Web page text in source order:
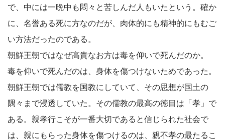
で、中には一晩中も悶々と苦しんだ人もいたという。確か
に、名誉ある死に方なのだが、肉体的にも精神的にもむご
い方法だったのである。
朝鮮王朝ではなぜ高貴なお方は毒を仰いで死んだのか。
毒を仰いで死んだのは、身体を傷つけないためであった。
朝鮮王朝では儒教を国教にしていて、その思想が国土の
隅々まで浸透していた。その儒教の最高の徳目は「孝」で
ある。親孝行こそが一番大切であると信じられた社会で
は、親にもらった身体を傷つけるのは、親不孝の最たるこ